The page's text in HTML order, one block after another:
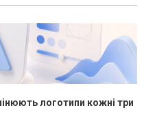
логотипи кожні три